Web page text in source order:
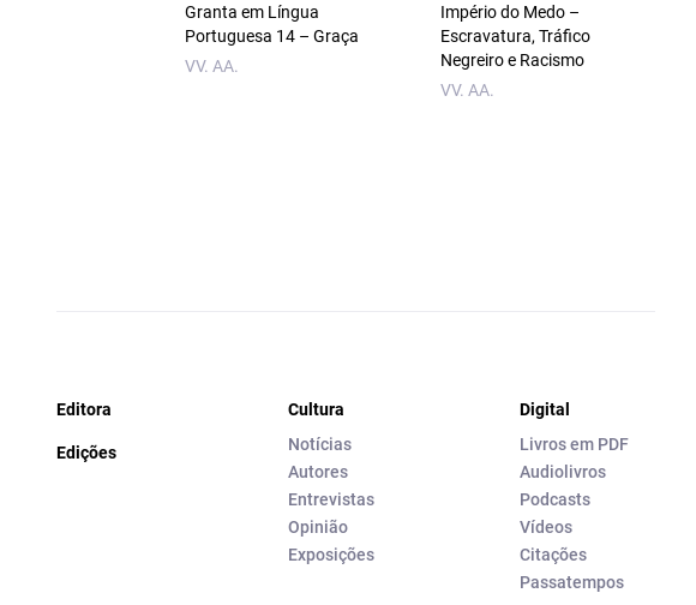
Granta em Língua
Portuguesa 14 – Graça
VV. AA.
Império do Medo –
Escravatura, Tráfico
Negreiro e Racismo
VV. AA.
Editora
Edições
Cultura
Notícias
Autores
Entrevistas
Opinião
Exposições
Digital
Livros em PDF
Audiolivros
Podcasts
Vídeos
Citações
Passatempos